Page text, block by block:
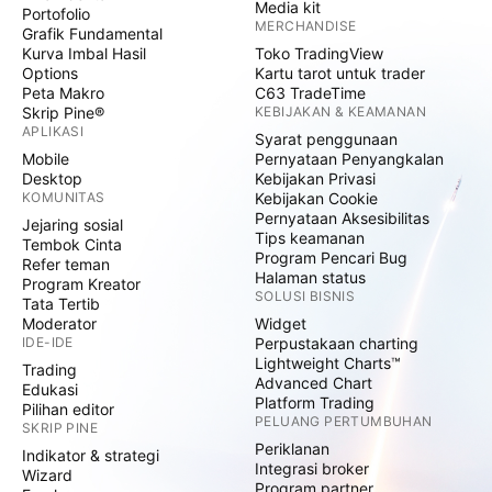
Portofolio
Grafik Fundamental
Kurva Imbal Hasil
Options
Peta Makro
Skrip Pine®
APLIKASI
Mobile
Desktop
KOMUNITAS
Jejaring sosial
Tembok Cinta
Refer teman
Program Kreator
Tata Tertib
Moderator
IDE-IDE
Trading
Edukasi
Pilihan editor
SKRIP PINE
Indikator & strategi
Wizard
Media kit
MERCHANDISE
Toko TradingView
Kartu tarot untuk trader
C63 TradeTime
KEBIJAKAN & KEAMANAN
Syarat penggunaan
Pernyataan Penyangkalan
Kebijakan Privasi
Kebijakan Cookie
Pernyataan Aksesibilitas
Tips keamanan
Program Pencari Bug
Halaman status
SOLUSI BISNIS
Widget
Perpustakaan charting
Lightweight Charts™
Advanced Chart
Platform Trading
PELUANG PERTUMBUHAN
Periklanan
Integrasi broker
Program partner